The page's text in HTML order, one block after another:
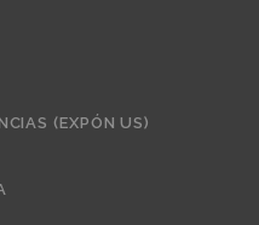
(EXPÓN US)